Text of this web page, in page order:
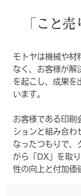
「こと
モトヤは機械や材
なく、お客様が解
を起こし、成果を
います。
お客様である印刷
ションと組み合わ
なったつもりで、
がら 「DX」を取
性の向上と付加価